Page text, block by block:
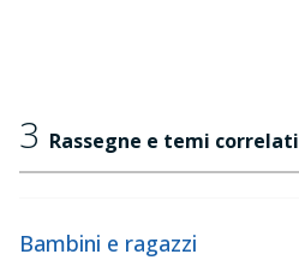
3 Rassegne e temi correlati
Bambini e ragazzi